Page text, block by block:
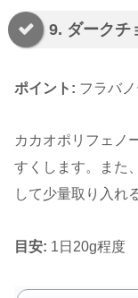
9. ダークチ
ポイント: フラバ
カカオポリフェノ
すくします。また
して少量取り入れ
目安: 1日20g程度